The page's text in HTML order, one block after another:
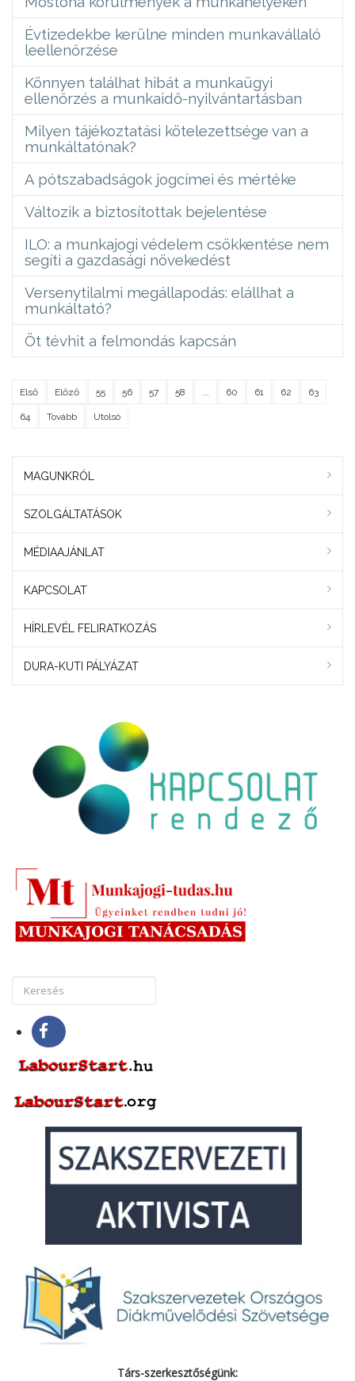
Évtizedekbe kerülne minden munkavállaló
leellenőrzése
Könnyen találhat hibát a munkaügyi
ellenőrzés a munkaidő-nyilvántartásban
Milyen tájékoztatási kötelezettsége van a
munkáltatónak?
A pótszabadságok jogcímei és mértéke
Változik a biztosítottak bejelentése
ILO: a munkajogi védelem csökkentése nem
segíti a gazdasági növekedést
Versenytilalmi megállapodás: elállhat a
munkáltató?
Öt tévhit a felmondás kapcsán
Első Előző 55 56 57 58 60 61 62 63
64 Tovább Utolsó
MAGUNKRÓL
SZOLGÁLTATÁSOK
MÉDIAAJÁNLAT
KAPCSOLAT
HÍRLEVÉL FELIRATKOZÁS
DURA-KUTI PÁLYÁZAT
Társ-szerkesztőségünk: